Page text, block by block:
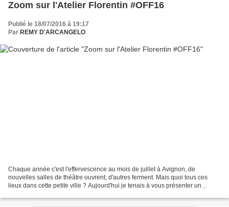
Zoom sur l'Atelier Florentin #OFF16
Publié le 18/07/2016 à 19:17
Par REMY D'ARCANGELO
Chaque année c'est l'effervescence au mois de juillet à Avignon, de
nouvelles salles de théâtre ouvrent, d'autres ferment. Mais quoi tous ces
lieux dans cette petite ville ? Aujourd'hui je tenais à vous présenter un